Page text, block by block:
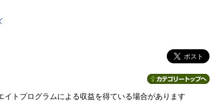
イトプログラムによる収益を得ている場合があります